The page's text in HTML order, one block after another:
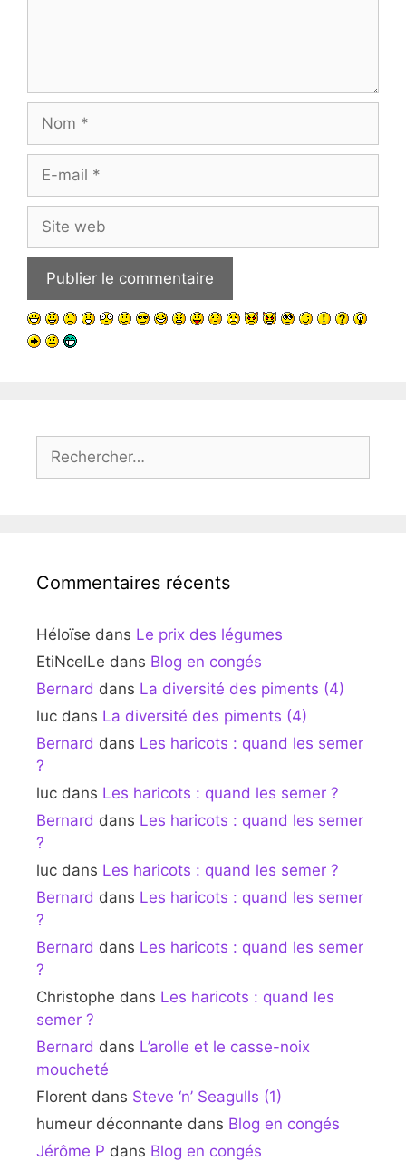
Nom
Site
web
Rechercher :
Commentaires récents
Héloïse dans Le prix des légumes
EtiNcelLe dans Blog en congés
Bernard dans La diversité des piments (4)
luc dans La diversité des piments (4)
Bernard dans Les haricots : quand les semer
?
luc dans Les haricots : quand les semer ?
Bernard dans Les haricots : quand les semer
?
luc dans Les haricots : quand les semer ?
Bernard dans Les haricots : quand les semer
?
Bernard dans Les haricots : quand les semer
?
Christophe dans Les haricots : quand les
semer ?
Bernard dans L’arolle et le casse-noix
moucheté
Florent dans Steve ‘n’ Seagulls (1)
humeur déconnante dans Blog en congés
Jérôme P dans Blog en congés